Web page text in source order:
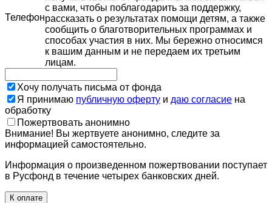
Телефон
с вами, чтобы поблагодарить за поддержку,
рассказать о результатах помощи детям, а также
сообщить о благотворительных программах и
способах участия в них. Мы бережно относимся
к вашим данным и не передаем их третьим
лицам.
Хочу получать письма от фонда
Я принимаю публичную оферту и даю согласие на
обработку
Пожертвовать анонимно
Внимание! Вы жертвуете анонимно, следите за
информацией самостоятельно.
Информация о произведенном пожертвовании поступает
в Русфонд в течение четырех банковских дней.
К оплате